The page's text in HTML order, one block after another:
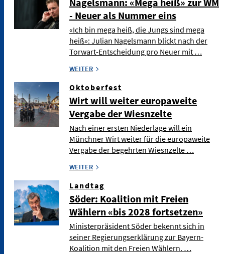
- Neuer als Nummer eins
«Ich bin mega heiß, die Jungs sind mega
heiß»: Julian Nagelsmann blickt nach der
Torwart-Entscheidung pro Neuer mit …
WEITER
Oktoberfest
Wirt will weiter europaweite
Vergabe der Wiesnzelte
Nach einer ersten Niederlage will ein
Münchner Wirt weiter für die europaweite
Vergabe der begehrten Wiesnzelte …
WEITER
Landtag
Söder: Koalition mit Freien
Wählern «bis 2028 fortsetzen»
Ministerpräsident Söder bekennt sich in
seiner Regierungserklärung zur Bayern-
Koalition mit den Freien Wählern. …